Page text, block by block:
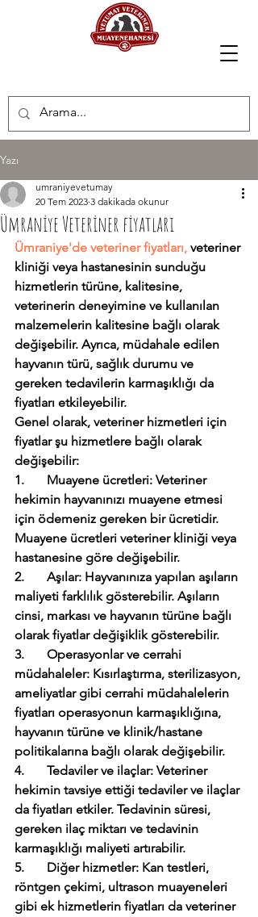
Yazı
Ümraniye Veteriner fiyatları
umraniyevetumay
20 Tem 2023 3 dakikada okunur
Ümraniye'de veteriner fiyatları, veteriner
kliniği veya hastanesinin sunduğu
hizmetlerin türüne, kalitesine,
veterinerin deneyimine ve kullanılan
malzemelerin kalitesine bağlı olarak
değişebilir. Ayrıca, müdahale edilen
hayvanın türü, sağlık durumu ve
gereken tedavilerin karmaşıklığı da
fiyatları etkileyebilir.
Genel olarak, veteriner hizmetleri için
fiyatlar şu hizmetlere bağlı olarak
değişebilir:
1.       Muayene ücretleri: Veteriner
hekimin hayvanınızı muayene etmesi
için ödemeniz gereken bir ücretidir.
Muayene ücretleri veteriner kliniği veya
hastanesine göre değişebilir.
2.       Aşılar: Hayvanınıza yapılan aşıların
maliyeti farklılık gösterebilir. Aşıların
cinsi, markası ve hayvanın türüne bağlı
olarak fiyatlar değişiklik gösterebilir.
3.       Operasyonlar ve cerrahi
müdahaleler: Kısırlaştırma, sterilizasyon,
ameliyatlar gibi cerrahi müdahalelerin
fiyatları operasyonun karmaşıklığına,
hayvanın türüne ve klinik/hastane
politikalarına bağlı olarak değişebilir.
4.       Tedaviler ve ilaçlar: Veteriner
hekimin tavsiye ettiği tedaviler ve ilaçlar
da fiyatları etkiler. Tedavinin süresi,
gereken ilaç miktarı ve tedavinin
karmaşıklığı maliyeti artırabilir.
5.       Diğer hizmetler: Kan testleri,
röntgen çekimi, ultrason muayeneleri
gibi ek hizmetlerin fiyatları da veteriner